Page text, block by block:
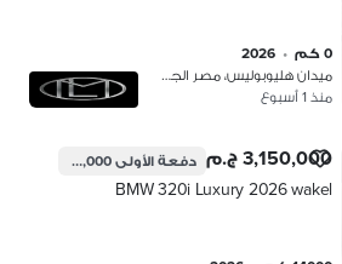
0 كم •
2026
ميدان هليوبوليس، مصر الجديدة
منذ 1 أسبوع
3,150,000 ج.م دفعة الأولى945,000 ج.م
BMW 320i Luxury 2026 wakel